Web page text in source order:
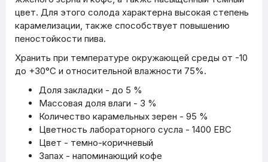
цвет. Для этого солода характерна высокая степень
карамелизации, также способствует повышению
пеностойкости пива.
Хранить при температуре окружающей среды от -10
до +30°С и относительной влажности 75%.
Доля закладки - до 5 %
Массовая доля влаги - 3 %
Количество карамельных зерен - 95 %
Цветность лабораторного сусла - 1400 EBC
Цвет - темно-коричневый
Запах - напоминающий кофе